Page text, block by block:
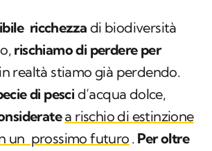
ricchezza di biodiversità
rischiamo di perdere per
realtà stiamo già perdendo.
di pesci d’acqua dolce,
a rischio di estinzione
un prossimo futuro . Per oltre